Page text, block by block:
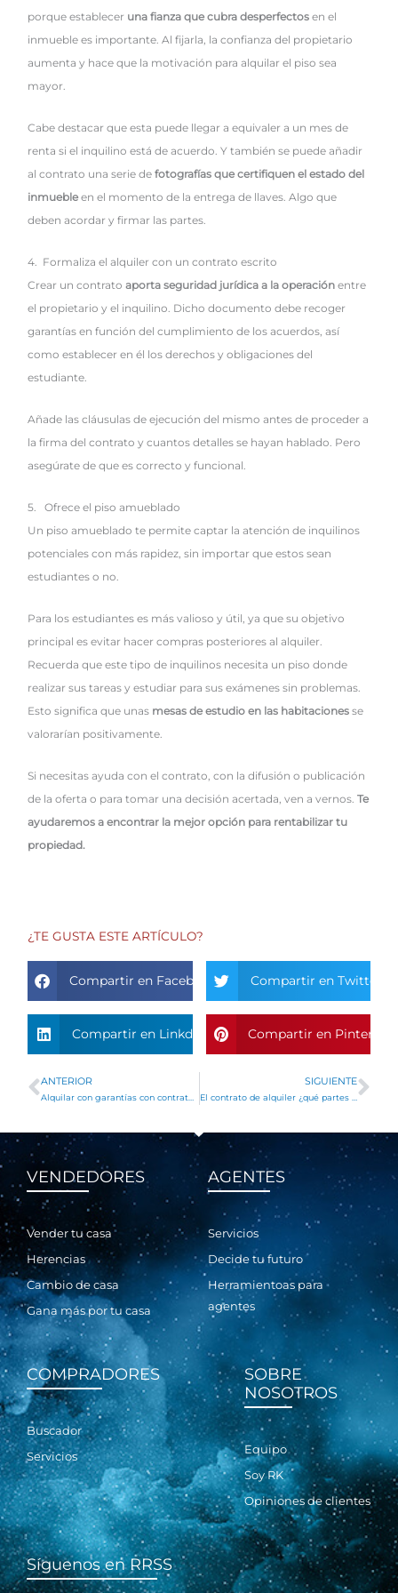
porque establecer una fianza que cubra desperfectos en el
inmueble es importante. Al fijarla, la confianza del propietario
aumenta y hace que la motivación para alquilar el piso sea
mayor.
Cabe destacar que esta puede llegar a equivaler a un mes de
renta si el inquilino está de acuerdo. Y también se puede añadir
al contrato una serie de fotografías que certifiquen el estado del
inmuebleen el momento de la entrega de llaves. Algo que
deben acordar y firmar las partes.
4. Formaliza el alquiler con un contrato escrito
Crear un contrato aporta seguridad jurídica a la operación entre
el propietario y el inquilino. Dicho documento debe recoger
garantías en función del cumplimiento de los acuerdos, así
como establecer en él los derechos y obligaciones del
estudiante.
Añade las cláusulas de ejecución del mismo antes de proceder a
la firma del contrato y cuantos detalles se hayan hablado. Pero
asegúrate de que es correcto y funcional.
5. Ofrece el piso amueblado
Un piso amueblado te permite captar la atención de inquilinos
potenciales con más rapidez, sin importar que estos sean
estudiantes o no.
Para los estudiantes es más valioso y útil, ya que su objetivo
principal es evitar hacer compras posteriores al alquiler.
Recuerda que este tipo de inquilinos necesita un piso donde
realizar sus tareas y estudiar para sus exámenes sin problemas.
Esto significa que unas mesas de estudio en las habitaciones se
valorarían positivamente.
Si necesitas ayuda con el contrato, con la difusión o publicación
de la oferta o para tomar una decisión acertada, ven a vernos. Te
ayudaremos a encontrar la mejor opción para rentabilizar tu
propiedad.
¿TE GUSTA ESTE ARTÍCULO?
Compartir en Facebook Compartir en Twitter
Compartir en Linkdin Compartir en Pinterest
Ant
ANTERIOR SIGUIENTE
VENDEDORES
Vender tu casa
Herencias
Cambio de casa
Gana más por tu casa
AGENTES
Servicios
Decide tu futuro
Herramientoas para
agentes
COMPRADORES
Buscador
Servicios
SOBRE
NOSOTROS
Equipo
Soy RK
Opiniones de clientes
Síguenos en RRSS